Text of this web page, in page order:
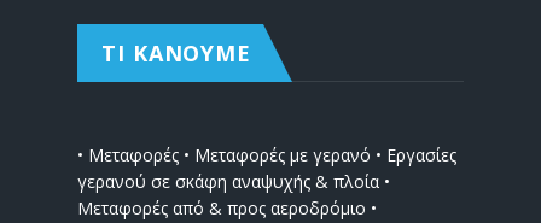
ΤΙ ΚΑΝΟΥΜΕ
• Μεταφορές • Μεταφορές με γερανό • Εργασίες
γερανού σε σκάφη αναψυχής & πλοία •
Μεταφορές από & προς αεροδρόμιο •